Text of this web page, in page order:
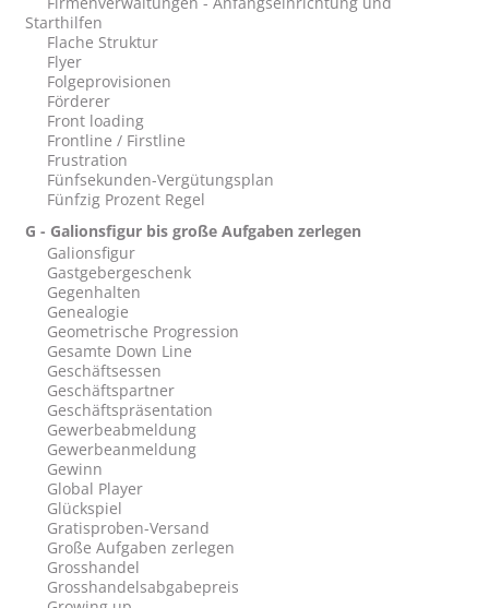
Starthilfen
Flache Struktur
Flyer
Folgeprovisionen
Förderer
Front loading
Frontline / Firstline
Frustration
Fünfsekunden-Vergütungsplan
Fünfzig Prozent Regel
G - Galionsfigur bis große Aufgaben zerlegen
Galionsfigur
Gastgebergeschenk
Gegenhalten
Genealogie
Geometrische Progression
Gesamte Down Line
Geschäftsessen
Geschäftspartner
Geschäftspräsentation
Gewerbeabmeldung
Gewerbeanmeldung
Gewinn
Global Player
Glückspiel
Gratisproben-Versand
Große Aufgaben zerlegen
Grosshandel
Grosshandelsabgabepreis